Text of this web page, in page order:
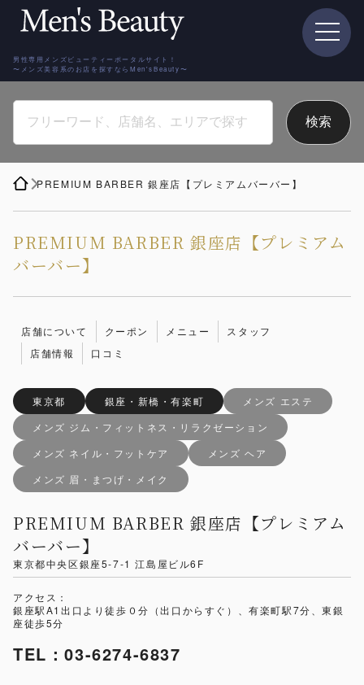
男性専用メンズビューティーポータルサイト！
〜メンズ美容系のお店を探すならMen'sBeauty〜
PREMIUM BARBER 銀座店【プレミアムバーバー】
PREMIUM BARBER 銀座店【プレミアム
バーバー】
店舗について クーポン メニュー
スタッフ
店舗情報
口コミ
東京都 銀座・新橋・有楽町
メンズ エステ
メンズ ジム・フィットネス・リラクゼーション
メンズ ネイル・フットケア
メンズ ヘア
メンズ 眉・まつげ・メイク
PREMIUM BARBER 銀座店【プレミアム
バーバー】
東京都中央区銀座5-7-1 江島屋ビル6F
アクセス：
銀座駅A1出口より徒歩０分（出口からすぐ）、有楽町駅7分、東銀
座徒歩5分
TEL：03-6274-6837